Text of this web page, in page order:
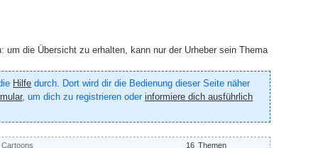
die Übersicht zu erhalten, kann nur der Urheber sein Thema
Hilfe durch. Dort wird dir die Bedienung dieser Seite näher
, um dich zu registrieren oderinformiere dich ausführlich
Themen
16